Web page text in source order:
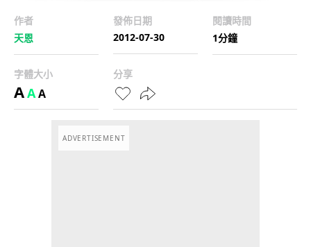
作者
天恩
發佈日期
2012-07-30
閱讀時間
1分鐘
字體大小
AAA
分享
ADVERTISEMENT